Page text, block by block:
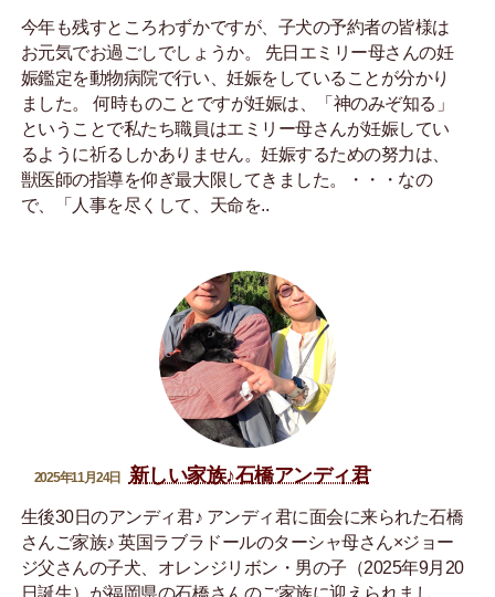
今年も残すところわずかですが、子犬の予約者の皆様は
お元気でお過ごしでしょうか。 先日エミリー母さんの妊
娠鑑定を動物病院で行い、妊娠をしていることが分かり
ました。 何時ものことですが妊娠は、「神のみぞ知る」
ということで私たち職員はエミリー母さんが妊娠してい
るように祈るしかありません。妊娠するための努力は、
獣医師の指導を仰ぎ最大限してきました。・・・なの
で、「人事を尽くして、天命を..
2025年11月24日 新しい家族♪石橋アンディ君
生後30日のアンディ君♪ アンディ君に面会に来られた石橋
さんご家族♪ 英国ラブラドールのターシャ母さん×ジョー
ジ父さんの子犬、オレンジリボン・男の子（2025年9月20
日誕生）が福岡県の石橋さんのご家族に迎えられまし